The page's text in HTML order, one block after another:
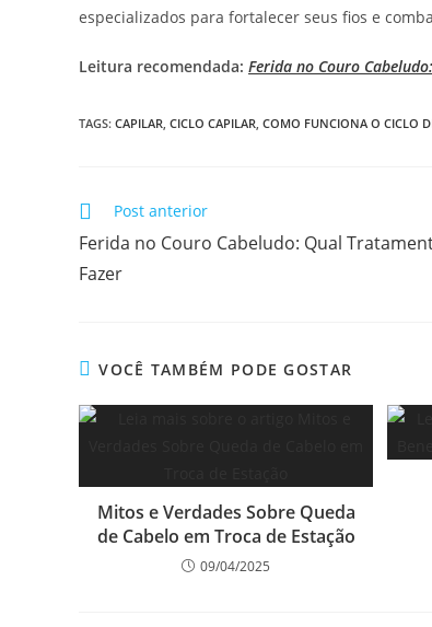
especializados para fortalecer seus fios e
Leitura recomendada: Ferida no Couro
TAGS: CAPILAR, CICLO CAPILAR, COMO FUNCIONA O CICLO
Post anterior
Ferida no Couro Cabeludo: Qual
Fazer
VOCÊ TAMBÉM PODE GOSTAR
Mitos e Verdades Sobre Queda
de Cabelo em Troca de Estação
09/04/2025